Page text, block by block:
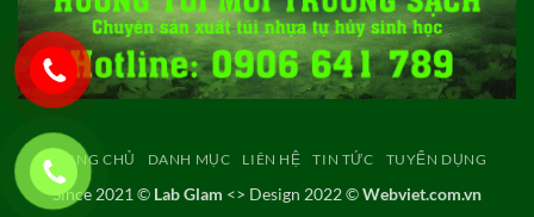
TRANG CHỦ DANH MỤC LIÊN HỆ TIN TỨC TUYỂN DỤNG
Since 2021 © Lab Glam <> Design 2022 ©Webviet.com.vn